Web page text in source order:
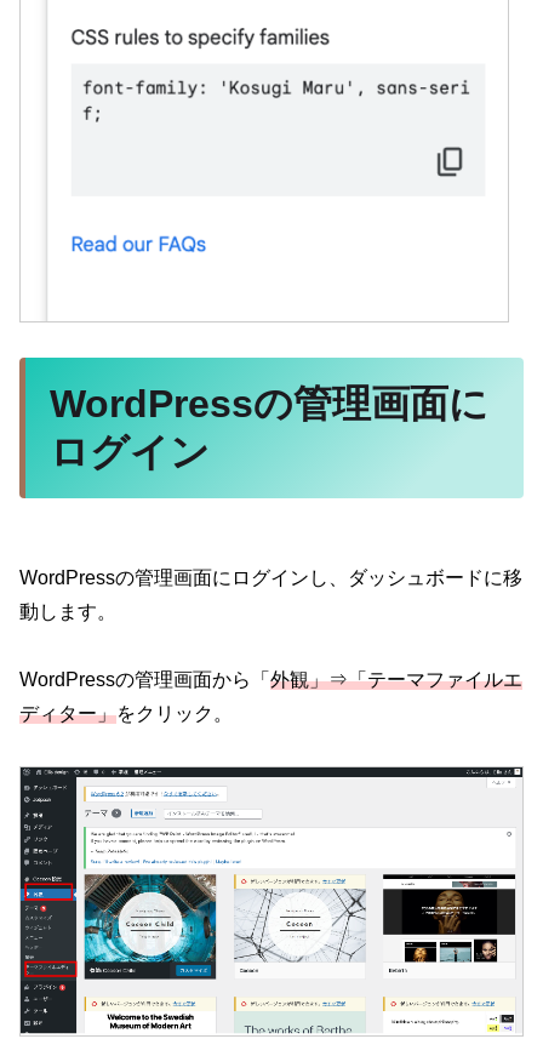
WordPressの管理画面に
ログイン
WordPressの管理画面にログインし、ダッシュボードに移
動します。
WordPressの管理画面から「 外観」⇒「テーマファイルエ
ディター」をクリック。